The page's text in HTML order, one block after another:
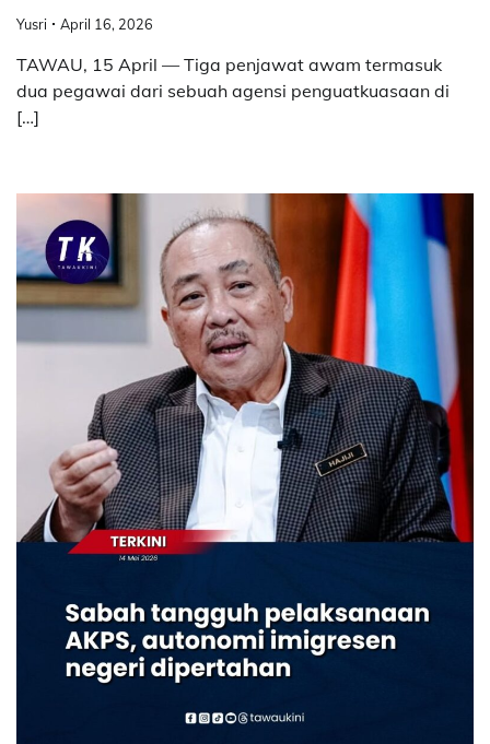
Yusri April 16, 2026
TAWAU, 15 April — Tiga penjawat awam termasuk
dua pegawai dari sebuah agensi penguatkuasaan di
[…]